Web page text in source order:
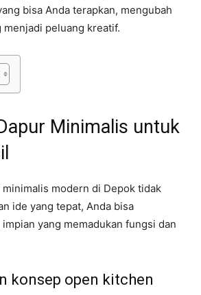
bisa Anda terapkan, mengubah
menjadi peluang kreatif.
Minimalis untuk
modern di Depok tidak
ide yang tepat, Anda bisa
yang memadukan fungsi dan
konsep open kitchen